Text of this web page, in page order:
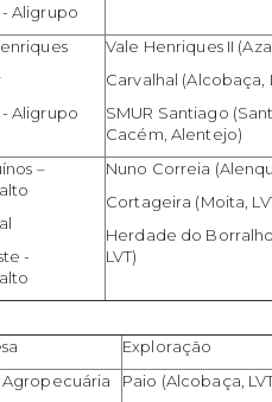
- Aligrupo
- Aligrupo
Vale Henriques II
Carvalhal (Alcobaça,
SMUR Santiago
Cacém, Alentejo)
–
-
Nuno Correia
Cortageira (Moita,
Herdade do
LVT)
Exploração
Agropecuária
Paio (Alcobaça,